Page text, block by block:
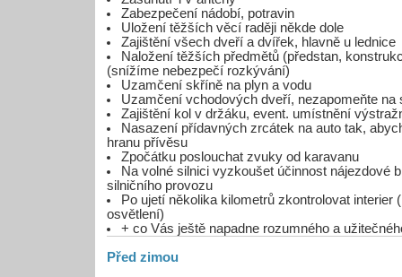
Zabezpečení nádobí, potravin
Uložení těžších věcí raději někde dole
Zajištění všech dveří a dvířek, hlavně u lednice
Naložení těžších předmětů (předstan,
(snížíme nebezpečí rozkývání)
Uzamčení skříně na plyn a vodu
Uzamčení vchodových dveří, nezapomeňte na
Zajištění kol v držáku, event. umístnění
Nasazení přídavných zrcátek na auto tak,
hranu přívěsu
Zpočátku poslouchat zvuky od karavanu
Na volné silnici vyzkoušet účinnost nájezdové
silničního provozu
Po ujetí několika kilometrů zkontrolovat interier
osvětlení)
+ co Vás ještě napadne rozumného a
Před zimou